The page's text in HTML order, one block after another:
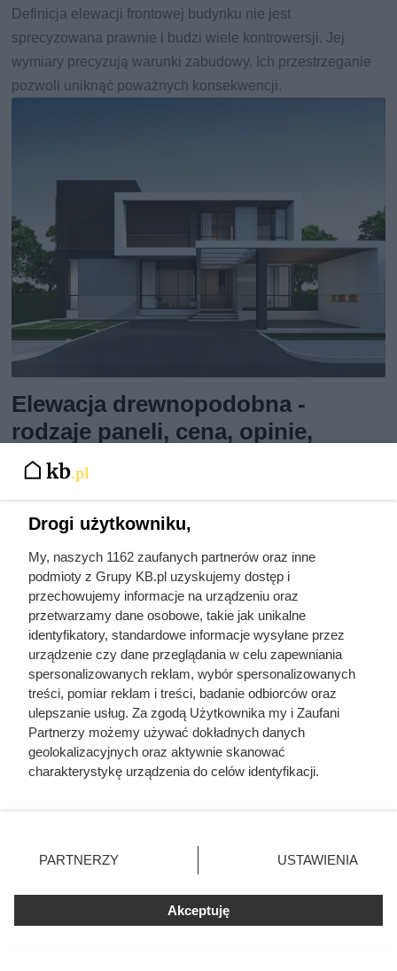
Definicja elewacji frontowej budynku nie jest
sprecyzowana prawnie i budzi wiele kontrowersji. Jej
wymiary precyzują warunki zabudowy. Ich przestrzeganie
pozwoli uniknąć poważnych konsekwencji.
Elewacja drewnopodobna -
rodzaje paneli, cena, opinie,
porady
Zobacz, jakie zalety posiadają panele elewacyjne imitujące
drewno, a także jak prezentuje się cennik.
Drogi użytkowniku,
My, naszych 1162 zaufanych partnerów oraz inne
podmioty z Grupy KB.pl uzyskujemy dostęp i
przechowujemy informacje na urządzeniu oraz
przetwarzamy dane osobowe, takie jak unikalne
identyfikatory, standardowe informacje wysyłane przez
urządzenie czy dane przeglądania w celu zapewniania
spersonalizowanych reklam, wybór spersonalizowanych
treści, pomiar reklam i treści, badanie odbiorców oraz
ulepszanie usług. Za zgodą Użytkownika my i Zaufani
Partnerzy możemy używać dokładnych danych
geolokalizacyjnych oraz aktywnie skanować
charakterystykę urządzenia do celów identyfikacji.
zmienić/wycofać klikając przycisk ustawień prywatności
znajdujący się w lewym dolnym rogu strony. Niektóre
użytkownika, ale masz prawo sprzeciwić się takiemu
przetwarzaniu. Preferencje będą miały zastosowania tylko
PARTNERZY USTAWIENIA
Akceptuję